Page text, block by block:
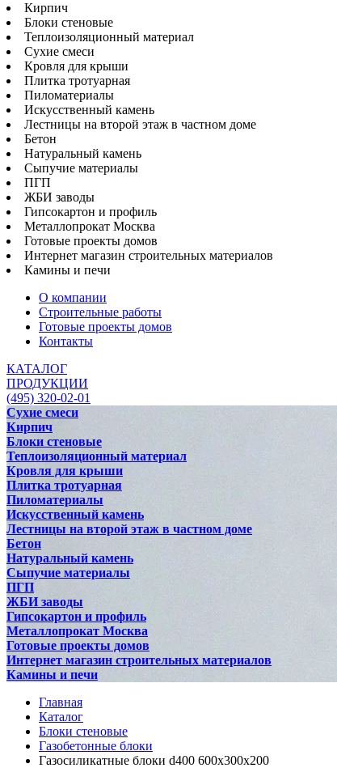
Кирпич
Блоки стеновые
Теплоизоляционный материал
Сухие смеси
Кровля для крыши
Плитка тротуарная
Пиломатериалы
Искусственный камень
Лестницы на второй этаж в частном доме
Бетон
Натуральный камень
Сыпучие материалы
ПГП
ЖБИ заводы
Гипсокартон и профиль
Металлопрокат Москва
Готовые проекты домов
Интернет магазин строительных материалов
Камины и печи
О компании
Строительные работы
Готовые проекты домов
Контакты
КАТАЛОГ
ПРОДУКЦИИ
(495) 320-02-01
Сухие смеси
Кирпич
Блоки стеновые
Теплоизоляционный материал
Кровля для крыши
Плитка тротуарная
Пиломатериалы
Искусственный камень
Лестницы на второй этаж в частном доме
Бетон
Натуральный камень
Сыпучие материалы
ПГП
ЖБИ заводы
Гипсокартон и профиль
Металлопрокат Москва
Готовые проекты домов
Интернет магазин строительных материалов
Камины и печи
Главная
Каталог
Блоки стеновые
Газобетонные блоки
Газосиликатные блоки d400 600x300x200